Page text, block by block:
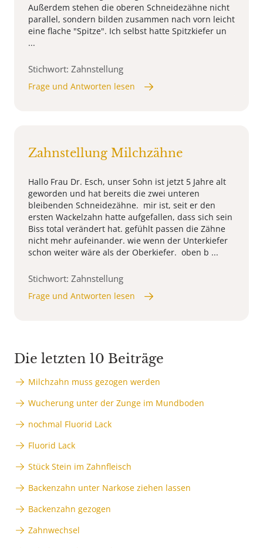
Außerdem stehen die oberen Schneidezähne nicht
parallel, sondern bilden zusammen nach vorn leicht
eine flache "Spitze". Ich selbst hatte Spitzkiefer un
...
Stichwort: Zahnstellung
Frage und Antworten lesen
Zahnstellung Milchzähne
Hallo Frau Dr. Esch, unser Sohn ist jetzt 5 Jahre alt
geworden und hat bereits die zwei unteren
bleibenden Schneidezähne. mir ist, seit er den
ersten Wackelzahn hatte aufgefallen, dass sich sein
Biss total verändert hat. gefühlt passen die Zähne
nicht mehr aufeinander. wie wenn der Unterkiefer
schon weiter wäre als der Oberkiefer. oben b ...
Stichwort: Zahnstellung
Frage und Antworten lesen
Die letzten 10 Beiträge
Milchzahn muss gezogen werden
Wucherung unter der Zunge im Mundboden
nochmal Fluorid Lack
Fluorid Lack
Stück Stein im Zahnfleisch
Backenzahn unter Narkose ziehen lassen
Backenzahn gezogen
Zahnwechsel